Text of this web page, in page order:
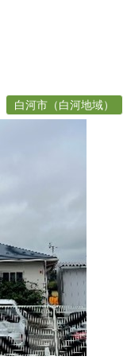
白河市（白河地域）